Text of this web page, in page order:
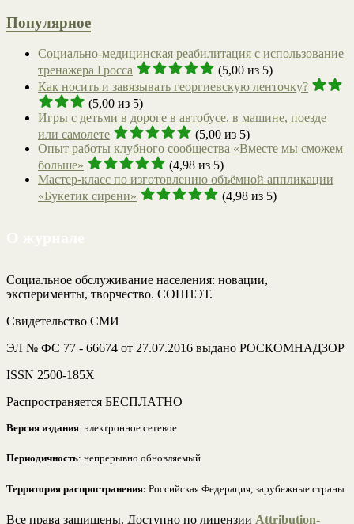
Популярное
Социально-медицинская реабилитация с использование
тренажера Гросса
(5,00 из 5)
Как носить и завязывать георгиевскую ленточку?
(5,00 из 5)
Игры с детьми в дороге в автобусе, в машине, поезде
или самолете
(5,00 из 5)
Опыт работы клубного сообщества «Вместе мы сможем
больше»
(4,98 из 5)
Мастер-класс по изготовлению объёмной аппликации
«Букетик сирени»
(4,98 из 5)
Социальное обслуживание населения: новации,
эксперименты, творчество. СОННЭТ.
Свидетельство СМИ
ЭЛ № ФС 77 - 66674 от 27.07.2016 выдано РОСКОМНАДЗОР
ISSN 2500-185Х
Распространяется БЕСПЛАТНО
Версия издания: электронное сетевое
Периодичность: непрерывно обновляемый
Территория распространения: Российская Федерация, зарубежные страны
Все права защищены. Доступно по лицензии Attribution-